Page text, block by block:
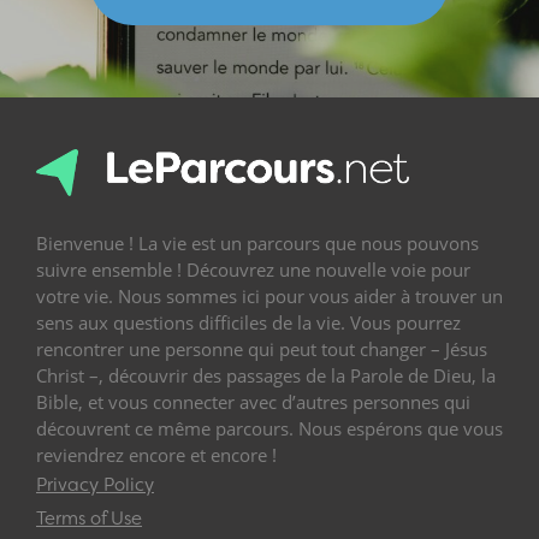
Bienvenue ! La vie est un parcours que nous pouvons
suivre ensemble ! Découvrez une nouvelle voie pour
votre vie. Nous sommes ici pour vous aider à trouver un
sens aux questions difficiles de la vie. Vous pourrez
rencontrer une personne qui peut tout changer – Jésus
Christ –, découvrir des passages de la Parole de Dieu, la
Bible, et vous connecter avec d’autres personnes qui
découvrent ce même parcours. Nous espérons que vous
reviendrez encore et encore !
Privacy Policy
Terms of Use